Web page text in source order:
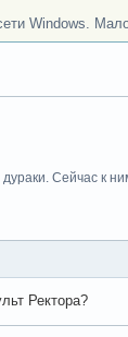
Windows.
Сейчас к
Ректора?